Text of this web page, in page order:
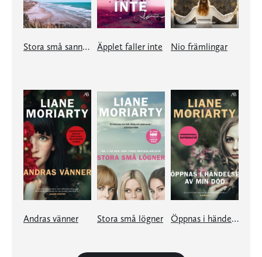
Stora små sanningar Äpplet faller inte Nio främlingar
Andras vänner Stora små lögner Öppnas i händelse av min död